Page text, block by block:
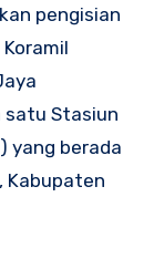
pengisian
satu Stasiun
yang berada
Kabupaten